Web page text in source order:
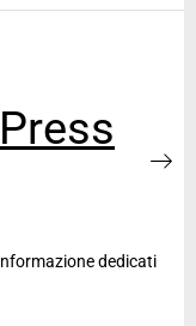
dedicati